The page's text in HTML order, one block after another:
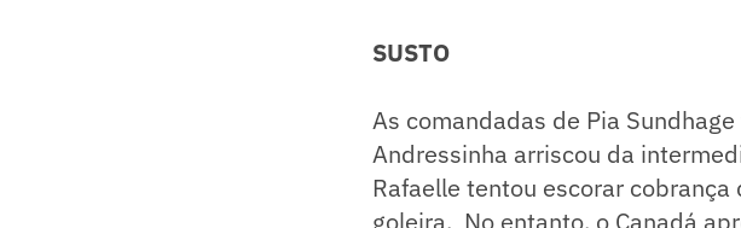
SUSTO
As comandadas de Pia
Andressinha arriscou da
Rafaelle tentou escorar
goleira. No entanto, o Canadá